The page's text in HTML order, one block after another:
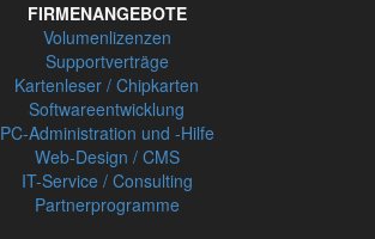
FIRMENANGEBOTE
Volumenlizenzen
Supportverträge
Kartenleser / Chipkarten
Softwareentwicklung
PC-Administration und -Hilfe
Web-Design / CMS
IT-Service / Consulting
Partnerprogramme